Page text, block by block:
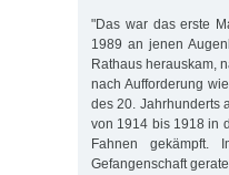
"Das war das erste
1989 an jenen
Rathaus herauskam,
nach Aufforderung
des 20. Jahrhunderts
von 1914 bis 1918 in
Fahnen gekämpft.
Gefangenschaft